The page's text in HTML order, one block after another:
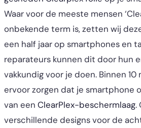
Waar voor de meeste mensen
onbekende term is, zetten wij
een half jaar op smartphones en
reparateurs kunnen dit door hun
vakkundig voor je doen. Binnen
ervoor zorgen dat je smartphone
van een ClearPlex-beschermlaag.
verschillende designs voor de